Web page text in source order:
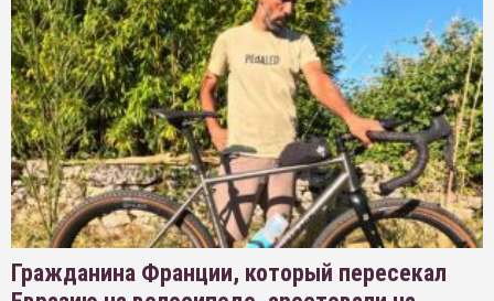
Гражданина Франции, который пересекал